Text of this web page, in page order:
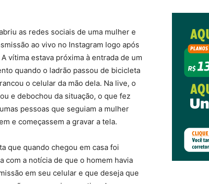
as redes sociais de uma mulher e
ao vivo no Instagram logo após
vítima estava próxima à entrada de um
quando o ladrão passou de bicicleta
o celular da mão dela. Na live, o
e debochou da situação, o que fez
pessoas que seguiam a mulher
e começassem a gravar a tela.
que quando chegou em casa foi
com a notícia de que o homem havia
em seu celular e que deseja que